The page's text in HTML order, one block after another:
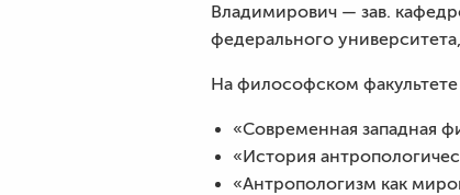
Владимирович — зав.
федерального
На философском
«Современная западная
«История
«Антропологизм как